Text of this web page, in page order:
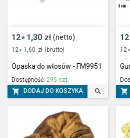
12* 1,30 zł (netto)
12 * 1,60 zł (brutto)
Opaska do włosów - FM9951
Dostępność: 295 szt.
 DODAJ DO KOSZYKA 
12
12 *
